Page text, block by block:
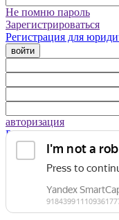
Не помню пароль
Зарегистрироваться
Регистрация для
войти
авторизация
Регистрация для